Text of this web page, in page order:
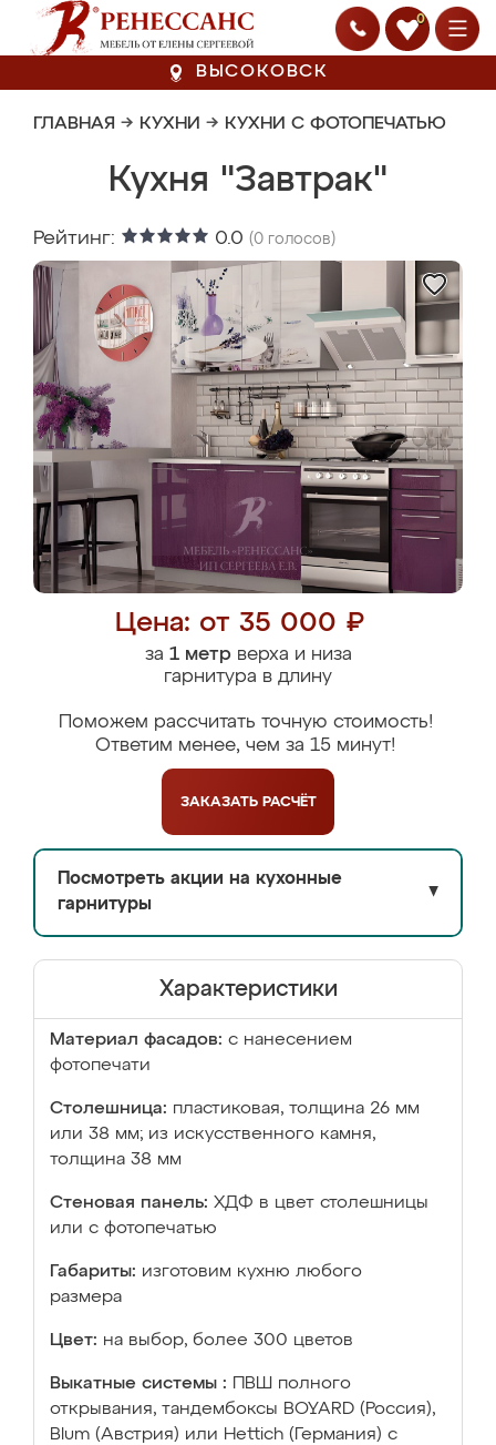
0
ВЫСОКОВСК
ГЛАВНАЯ → КУХНИ → КУХНИ С ФОТОПЕЧАТЬЮ
Кухня "Завтрак"
Рейтинг: 0.0 (0 голосов)
Цена: от 35 000 ₽
за 1 метрверха и низа
гарнитура в длину
Поможем рассчитать точную стоимость!
Ответим менее, чем за 15 минут!
ЗАКАЗАТЬ РАСЧЁТ
Посмотреть акции на кухонные
гарнитуры
▼
Характеристики
Материал фасадов: с нанесением
фотопечати
Столешница: пластиковая, толщина 26 мм
или 38 мм; из искусственного камня,
толщина 38 мм
Стеновая панель: ХДФ в цвет столешницы
или с фотопечатью
Габариты: изготовим кухню любого
размера
Цвет: на выбор, более 300 цветов
Выкатные системы :
ПВШ полного
открывания, тандембоксы BOYARD (Россия),
Blum (Австрия) или Hettich (Германия) с